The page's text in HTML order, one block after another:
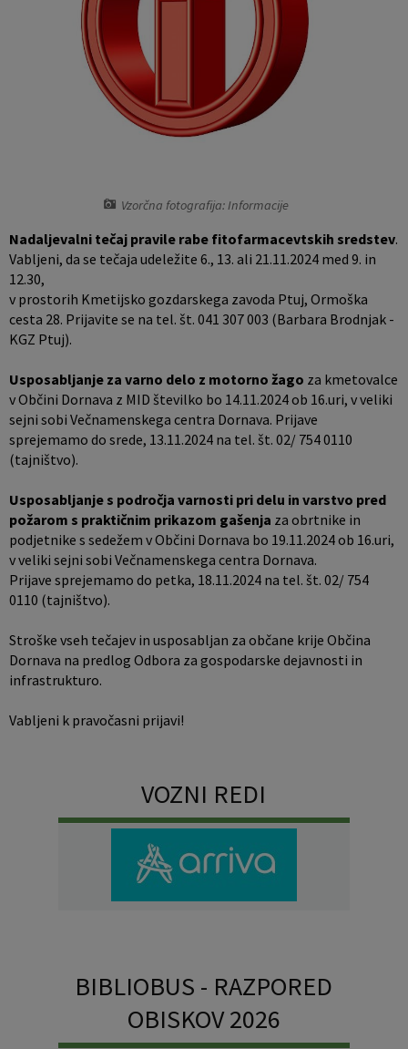
Vzorčna fotografija: Informacije
Nadaljevalni tečaj pravile rabe fitofarmacevtskih sredstev.
Vabljeni, da se tečaja udeležite 6., 13. ali 21.11.2024 med 9. in
12.30,
v prostorih Kmetijsko gozdarskega zavoda Ptuj, Ormoška
cesta 28. Prijavite se na tel. št. 041 307 003 (Barbara Brodnjak -
KGZ Ptuj).
Usposabljanje za varno delo z motorno žago za kmetovalce
v Občini Dornava z MID številko bo 14.11.2024 ob 16.uri, v veliki
sejni sobi Večnamenskega centra Dornava. Prijave
sprejemamo do srede, 13.11.2024 na tel. št. 02/ 754 0110
(tajništvo).
Usposabljanje s področja varnosti pri delu in varstvo pred
požarom s praktičnim prikazom gašenja za obrtnike in
podjetnike s sedežem v Občini Dornava bo 19.11.2024 ob 16.uri,
v veliki sejni sobi Večnamenskega centra Dornava.
Prijave sprejemamo do petka, 18.11.2024 na tel. št. 02/ 754
0110 (tajništvo).
Stroške vseh tečajev in usposabljan za občane krije Občina
Dornava na predlog Odbora za gospodarske dejavnosti in
infrastrukturo.
Vabljeni k pravočasni prijavi!
VOZNI REDI
BIBLIOBUS - RAZPORED
OBISKOV 2026
Vaške skupnosti
Naselja v občini
Temeljni akti občine
Strateški dokumenti
Katalog informacij javnega značaja
Prostorski akti občine
Predpisi in odloki